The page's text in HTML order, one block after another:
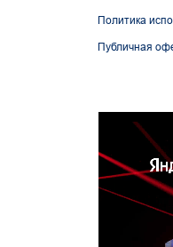
Политика
Публичная